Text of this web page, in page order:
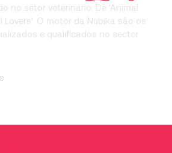
no setor veterinário. De 'Animal
Lovers'. O motor da Nubika são os
e qualificados no sector